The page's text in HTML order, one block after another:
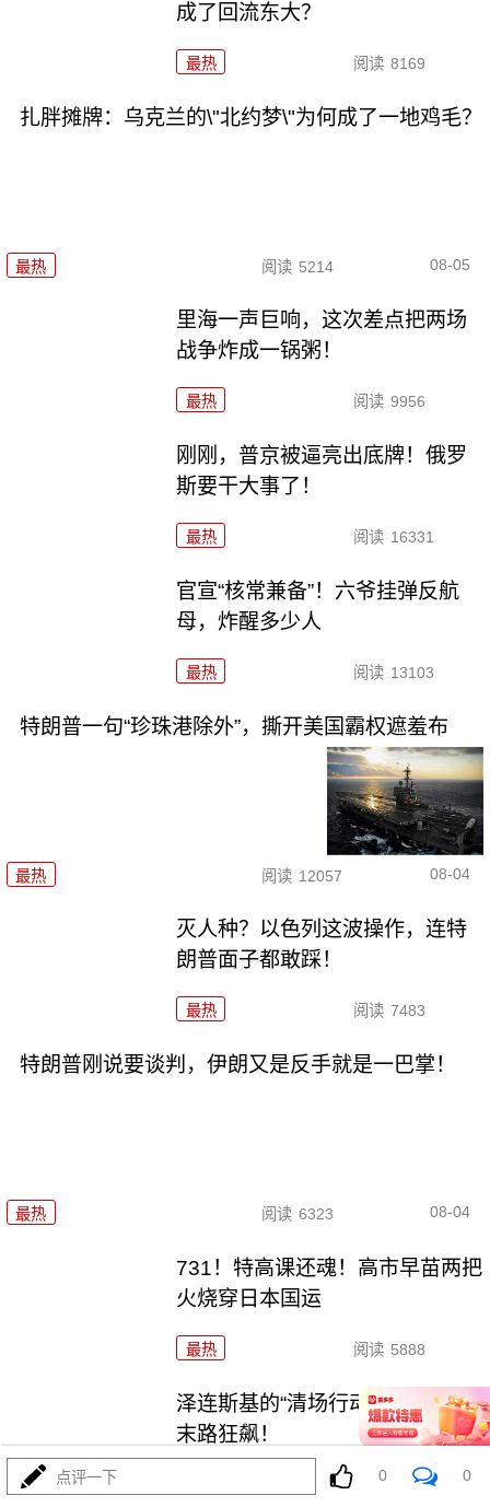
成了回流东大？
最热 阅读 8169
扎胖摊牌：乌克兰的\"北约梦\"为何成了一地鸡毛？
最热 阅读 5214 08-05
里海一声巨响，这次差点把两场
战争炸成一锅粥！
最热 阅读 9956
刚刚，普京被逼亮出底牌！俄罗
斯要干大事了！
最热 阅读 16331
官宣“核常兼备”！六爷挂弹反航
母，炸醒多少人
最热 阅读 13103
特朗普一句“珍珠港除外”，撕开美国霸权遮羞布
最热 阅读 12057 08-04
灭人种？以色列这波操作，连特
朗普面子都敢踩！
最热 阅读 7483
特朗普刚说要谈判，伊朗又是反手就是一巴掌！
最热 阅读 6323 08-04
731！特高课还魂！高市早苗两把
火烧穿日本国运
最热 阅读 5888
泽连斯基的“清场行动”与乌克兰的
末路狂飙！
阅读 4752
点评一下 0 0